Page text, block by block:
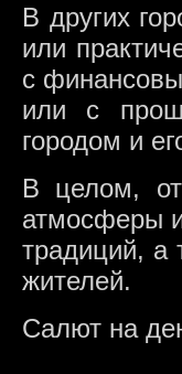
В других
или
с
или с
городом и
В целом,
атмосферы и
традиций, а
жителей.
Салют на